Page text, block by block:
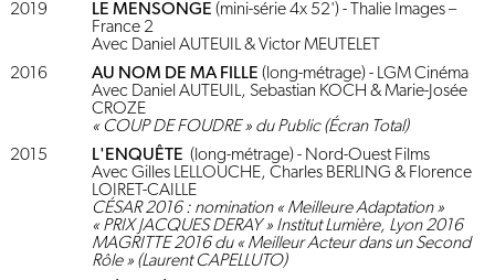
2019
LE MENSONGE (mini-série 4x 52') - Thalie Images –
France 2
Avec Daniel AUTEUIL & Victor MEUTELET
2016
AU NOM DE MA FILLE (long-métrage) - LGM Cinéma
Avec Daniel AUTEUIL, Sebastian KOCH & Marie-Josée
CROZE
« COUP DE FOUDRE » du Public (Écran Total)
2015
L'ENQUÊTE (long-métrage) - Nord-Ouest Films
Avec Gilles LELLOUCHE, Charles BERLING & Florence
LOIRET-CAILLE
CÉSAR 2016 : nomination « Meilleure Adaptation »
« PRIX JACQUES DERAY » Institut Lumière, Lyon 2016
MAGRITTE 2016 du « Meilleur Acteur dans un Second
Rôle » (Laurent CAPELLUTO)